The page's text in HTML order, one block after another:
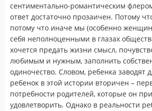
сентиментально-романтическим
ответ достаточно прозаичен. Потому
потому что иначе мы (особенно
себя неполноценными в глазах
хочется предать жизни смысл,
любимым и нужным, заполнить
одиночество. Словом, ребенка заводят
ребенок в этой истории вторичен –
потребности родителей, которые он
удовлетворить. Однако в реальности